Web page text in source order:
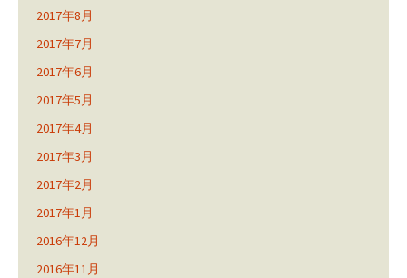
2017年8月
2017年7月
2017年6月
2017年5月
2017年4月
2017年3月
2017年2月
2017年1月
2016年12月
2016年11月